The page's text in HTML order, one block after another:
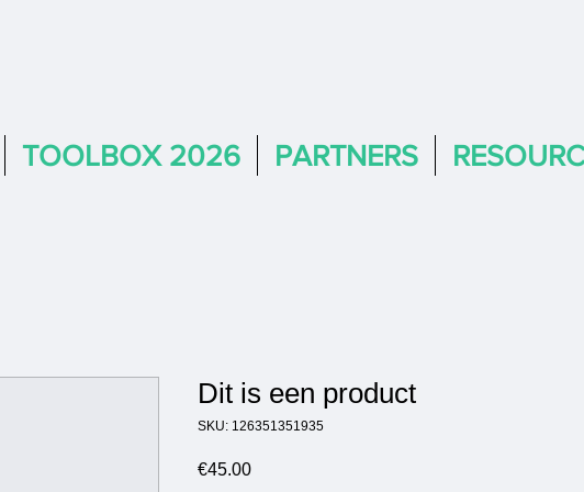
TOOLBOX 2026 PARTNERS
Dit is een product
SKU: 126351351935
€45.00Price